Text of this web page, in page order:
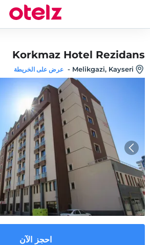
Korkmaz Hotel Rezidans
Melikgazi, Kayseri
- عرض على الخريطة
احجز الآن